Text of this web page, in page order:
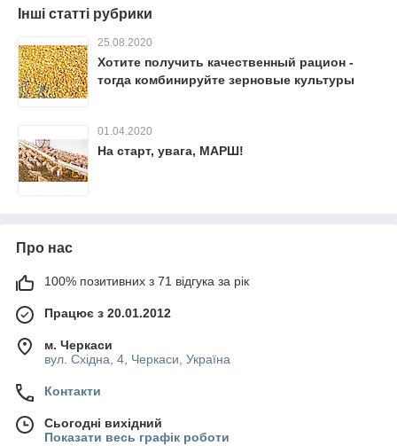
Інші статті рубрики
25.08.2020
Хотите получить качественный рацион -
тогда комбинируйте зерновые культуры
01.04.2020
На старт, увага, МАРШ!
Про нас
100% позитивних з 71 відгука за рік
Працює з 20.01.2012
м. Черкаси
вул. Східна, 4, Черкаси, Україна
Контакти
Сьогодні вихідний
Показати весь графік роботи